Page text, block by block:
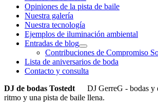
Opiniones de la pista de baile
Nuestra galería
Nuestra tecnología
Ejemplos de iluminación ambiental
Entradas de blog
Contribuciones de Compromiso
Lista de aniversarios de boda
Contacto y consulta
DJ de bodas Tostedt
DJ GerreG - bodas y
ritmo y una pista de baile llena.